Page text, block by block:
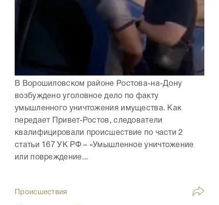
В Ворошиловском районе Ростова-на-Дону
возбуждено уголовное дело по факту
умышленного уничтожения имущества. Как
передает Привет-Ростов, следователи
квалифицировали происшествие по части 2
статьи 167 УК РФ – «Умышленное уничтожение
или повреждение...
Происшествия